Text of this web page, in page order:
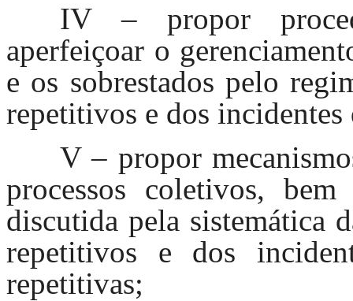
IV – propor
aperfeiçoar o
e os sobrestados pelo
repetitivos e dos
V – propor
processos coletivos,
discutida pela sistemática
repetitivos e dos
repetitivas;